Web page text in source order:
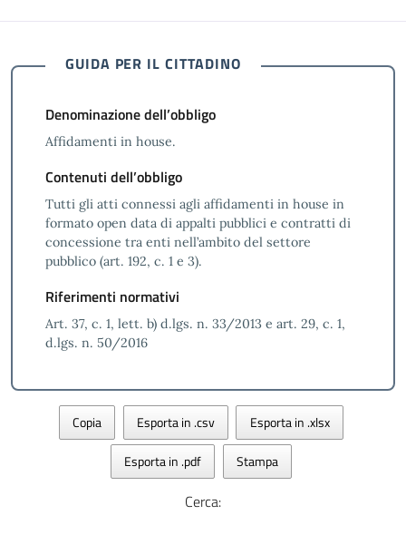
GUIDA PER IL CITTADINO
Denominazione dell’obbligo
Affidamenti in house.
Contenuti dell’obbligo
Tutti gli atti connessi agli affidamenti in house in
formato open data di appalti pubblici e contratti di
concessione tra enti nell’ambito del settore
pubblico (art. 192, c. 1 e 3).
Riferimenti normativi
Art. 37, c. 1, lett. b) d.lgs. n. 33/2013 e art. 29, c. 1,
d.lgs. n. 50/2016
Copia Esporta in .csv Esporta in .xlsx
Esporta in .pdf Stampa
Cerca: